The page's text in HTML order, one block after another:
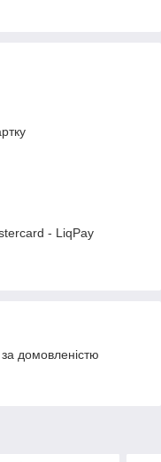
- LiqPay
домовленістю